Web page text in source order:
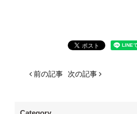
前の記事 次の記事